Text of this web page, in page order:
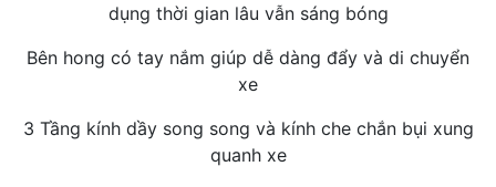
dụng thời gian lâu vẫn sáng bóng
Bên hong có tay nắm giúp dễ dàng đẩy và di chuyển
xe
3 Tầng kính dầy song song và kính che chắn bụi xung
quanh xe